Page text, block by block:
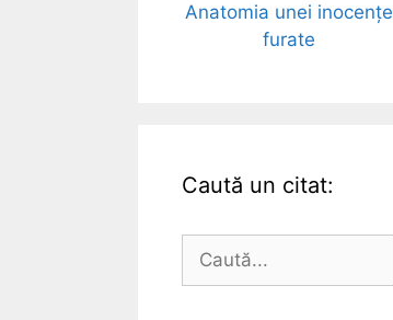
Anatomia unei inocențe
furate
Caută un citat:
Caută